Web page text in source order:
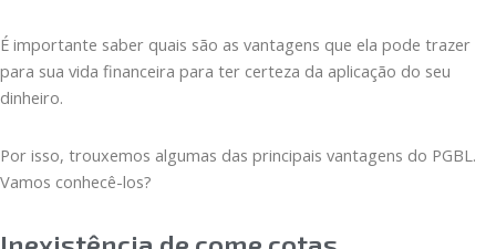
É importante saber quais são as vantagens que ela pode trazer
para sua vida financeira para ter certeza da aplicação do seu
dinheiro.
Por isso, trouxemos algumas das principais vantagens do PGBL.
Vamos conhecê-los?